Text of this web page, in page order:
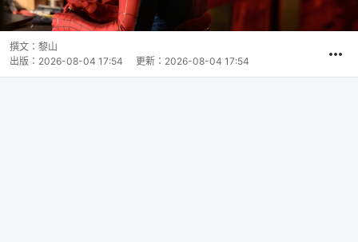
撰文： 黎山
出版： 2026-08-04 17:54 更新： 2026-08-04 17:54